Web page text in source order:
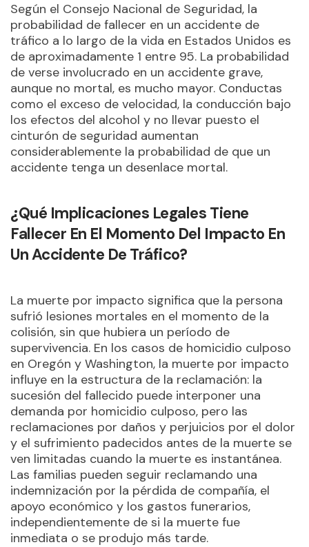
Según el Consejo Nacional de Seguridad, la
probabilidad de fallecer en un accidente de
tráfico a lo largo de la vida en Estados Unidos es
de aproximadamente 1 entre 95. La probabilidad
de verse involucrado en un accidente grave,
aunque no mortal, es mucho mayor. Conductas
como el exceso de velocidad, la conducción bajo
los efectos del alcohol y no llevar puesto el
cinturón de seguridad aumentan
considerablemente la probabilidad de que un
accidente tenga un desenlace mortal.
¿Qué Implicaciones Legales Tiene
Fallecer En El Momento Del Impacto En
Un Accidente De Tráfico?
La muerte por impacto significa que la persona
sufrió lesiones mortales en el momento de la
colisión, sin que hubiera un período de
supervivencia. En los casos de homicidio culposo
en Oregón y Washington, la muerte por impacto
influye en la estructura de la reclamación: la
sucesión del fallecido puede interponer una
demanda por homicidio culposo, pero las
reclamaciones por daños y perjuicios por el dolor
y el sufrimiento padecidos antes de la muerte se
ven limitadas cuando la muerte es instantánea.
Las familias pueden seguir reclamando una
indemnización por la pérdida de compañía, el
apoyo económico y los gastos funerarios,
independientemente de si la muerte fue
inmediata o se produjo más tarde.